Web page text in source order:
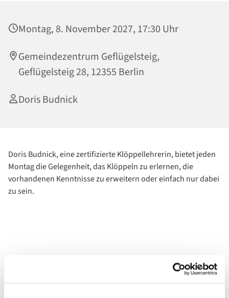
Montag, 8. November 2027, 17:30 Uhr
Gemeindezentrum Geflügelsteig,
Geflügelsteig 28, 12355 Berlin
Doris Budnick
Doris Budnick, eine zertifizierte Klöppellehrerin, bietet jeden
Montag die Gelegenheit, das Klöppeln zu erlernen, die
vorhandenen Kenntnisse zu erweitern oder einfach nur dabei
zu sein.